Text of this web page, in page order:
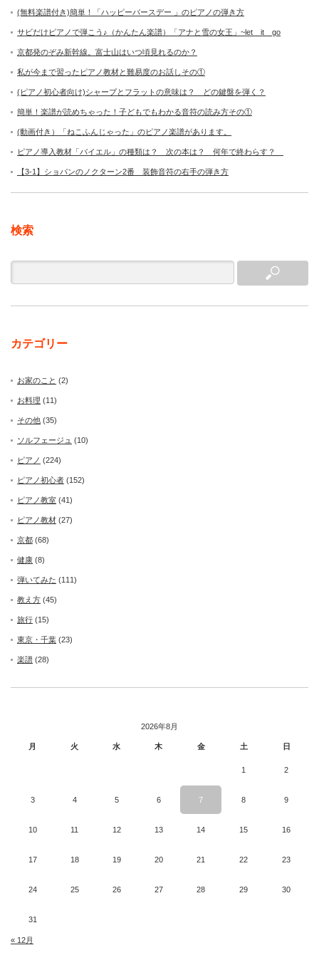
(無料楽譜付き)簡単！「ハッピーバースデー 」のピアノの弾き方
サビだけピアノで弾こう♪（かんたん楽譜）「アナと雪の女王」~let it go
京都発のぞみ新幹線。富士山はいつ頃見れるのか？
私が今まで習ったピアノ教材と難易度のお話しその①
(ピアノ初心者向け)シャープとフラットの意味は？ どの鍵盤を弾く？
簡単！楽譜が読めちゃった！子どもでもわかる音符の読み方その①
(動画付き）「ねこふんじゃった」のピアノ楽譜があります。
ピアノ導入教材「バイエル」の種類は？ 次の本は？ 何年で終わらす？
【3-1】ショパンのノクターン2番 装飾音符の右手の弾き方
検索
カテゴリー
お家のこと (2)
お料理 (11)
その他 (35)
ソルフェージュ (10)
ピアノ (224)
ピアノ初心者 (152)
ピアノ教室 (41)
ピアノ教材 (27)
京都 (68)
健康 (8)
弾いてみた (111)
教え方 (45)
旅行 (15)
東京・千葉 (23)
楽譜 (28)
2026年8月
月 火 水 木 金 土 日
1 2
3 4 5 6 7 8 9
10 11 12 13 14 15 16
17 18 19 20 21 22 23
24 25 26 27 28 29 30
31
« 12月